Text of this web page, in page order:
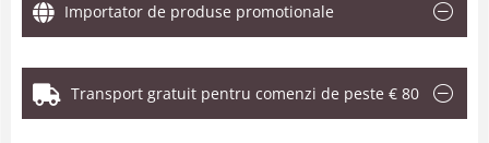
Importator de produse promotionale
Transport gratuit pentru comenzi de peste € 80